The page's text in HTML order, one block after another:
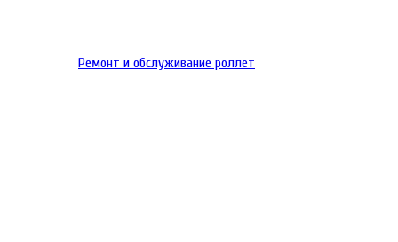
Ремонт и обслуживание роллет